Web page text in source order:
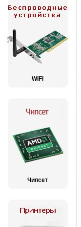
WiFi
Чипсет